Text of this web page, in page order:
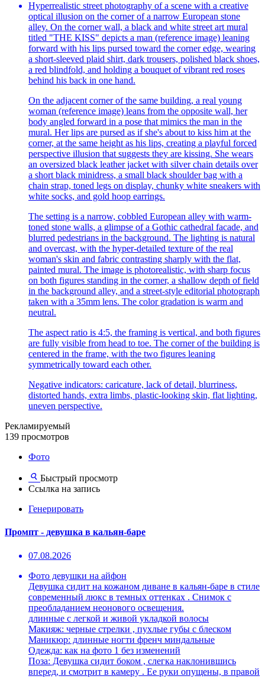
Hyperrealistic street photography of a scene with a creative
optical illusion on the corner of a narrow European stone
alley. On the corner wall, a black and white street art mural
titled "THE KISS" depicts a man (reference image) leaning
forward with his lips pursed toward the corner edge, wearing
a short-sleeved plaid shirt, dark trousers, polished black shoes,
a red blindfold, and holding a bouquet of vibrant red roses
behind his back in one hand.
On the adjacent corner of the same building, a real young
woman (reference image) leans from the opposite wall, her
body angled forward in a pose that mimics the man in the
mural. Her lips are pursed as if she's about to kiss him at the
corner, at the same height as his lips, creating a playful forced
perspective illusion that suggests they are kissing. She wears
an oversized black leather jacket with silver chain details over
a short black minidress, a small black shoulder bag with a
chain strap, toned legs on display, chunky white sneakers with
white socks, and gold hoop earrings.
The setting is a narrow, cobbled European alley with warm-
toned stone walls, a glimpse of a Gothic cathedral facade, and
blurred pedestrians in the background. The lighting is natural
and overcast, with the hyper-detailed texture of the real
woman's skin and fabric contrasting sharply with the flat,
painted mural. The image is photorealistic, with sharp focus
on both figures standing in the corner, a shallow depth of field
in the background alley, and a street-style editorial photograph
taken with a 35mm lens. The color gradation is warm and
neutral.
The aspect ratio is 4:5, the framing is vertical, and both figures
are fully visible from head to toe. The corner of the building is
centered in the frame, with the two figures leaning
symmetrically toward each other.
Negative indicators: caricature, lack of detail, blurriness,
distorted hands, extra limbs, plastic-looking skin, flat lighting,
uneven perspective.
Рекламируемый
139 просмотров
Фото
Быстрый просмотр
Ссылка на запись
Генерировать
Промпт - девушка в кальян-баре
07.08.2026
Фото девушки на айфон
Девушка сидит на кожаном диване в кальян-баре в стиле
современный люкс в темных оттенках . Снимок с
преобладанием неонового освещения.
длинные с легкой и живой укладкой волосы
Макияж: черные стрелки , пухлые губы с блеском
Маникюр: длинные ногти френч миндальные
Одежда: как на фото 1 без изменений
Поза: Девушка сидит боком , слегка наклонившись
вперед, и смотрит в камеру . Ее руки опущены, в правой